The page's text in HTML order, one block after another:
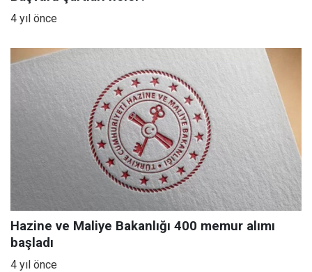
4 yıl önce
Hazine ve Maliye Bakanlığı 400 memur alımı
başladı
4 yıl önce